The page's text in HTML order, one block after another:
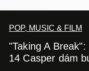
POP, MUSIC & FILM
"Taking A
14 Casper dám